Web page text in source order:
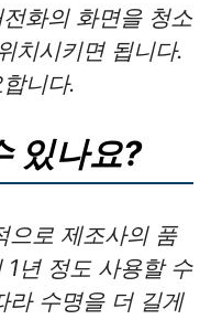
화의 화면을 청소
치시키면 됩니다.
니다.
있나요?
으로 제조사의 품
년 정도 사용할 수
라 수명을 더 길게